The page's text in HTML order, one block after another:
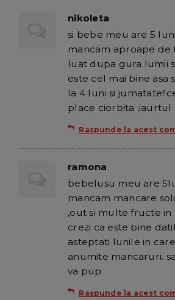
nikoleta
si bebe meu are 5
mancam aproape de
luat dupa gura lumii
este cel mai bine asa
la 4 luni si
place ciorbita ,iaurtul
Raspunde la acest
ramona
bebelusu meu are
mancam mancare
,out si multe fructe in
crezi ca este bine
asteptati lunile in
anumite mancaruri.
va pup
Raspunde la acest